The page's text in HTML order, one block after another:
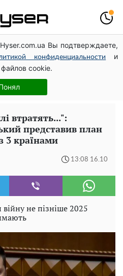
Вы подтверждаете,
конфиденциальности
и
cookie.
Конотопський вивів
через фіктивну фірму в
– це далеко не все: фронтмен
наступним
втратять...":
представив план
3 країнами
13:08 16.10
не пізніше 2025